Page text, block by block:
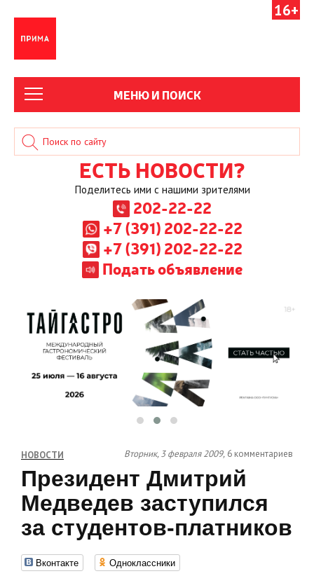
16+
МЕНЮ И ПОИСК
ЕСТЬ НОВОСТИ?
Поделитесь ими с нашими зрителями
202-22-22
+7 (391) 202-22-22
+7 (391) 202-22-22
Подать объявление
НОВОСТИ Вторник, 3 февраля 2009, 6 комментариев
Президент Дмитрий
Медведев заступился
за студентов-платников
Вконтакте Одноклассники